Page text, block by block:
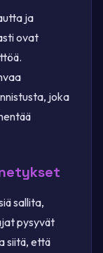
ja
ovat
joka
sallita,
pysyvät
siitä, että